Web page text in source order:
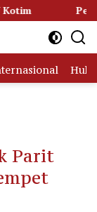
Parit